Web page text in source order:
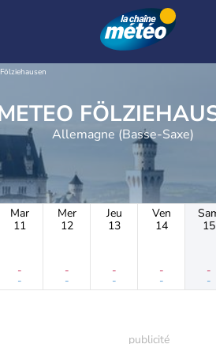
Fölziehausen
METEO
Allemagne (Basse-Saxe)
Mar
11
-
-
Mer
12
-
-
Jeu
13
-
-
Ven
14
-
-
15
-
-